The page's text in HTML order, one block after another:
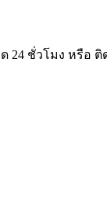
ด 24 ชั่วโมง หรือ